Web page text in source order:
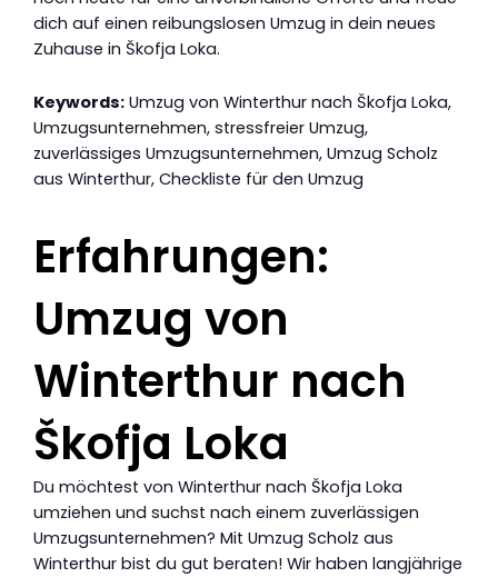
dich auf einen reibungslosen Umzug in dein neues
Zuhause in Škofja Loka.
Keywords: Umzug von Winterthur nach Škofja Loka,
Umzugsunternehmen, stressfreier Umzug,
zuverlässiges Umzugsunternehmen, Umzug Scholz
aus Winterthur, Checkliste für den Umzug
Erfahrungen:
Umzug von
Winterthur nach
Škofja Loka
Du möchtest von Winterthur nach Škofja Loka
umziehen und suchst nach einem zuverlässigen
Umzugsunternehmen? Mit Umzug Scholz aus
Winterthur bist du gut beraten! Wir haben langjährige